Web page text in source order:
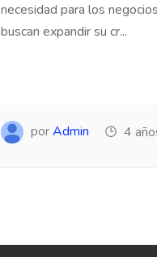
necesidad para los
buscan expandir su cr...
porAdmin 4